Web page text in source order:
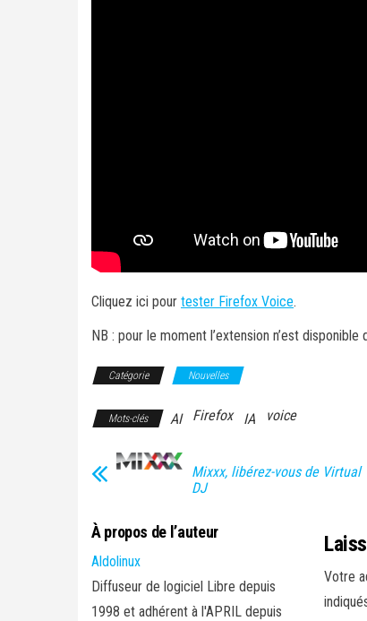
Cliquez ici pour tester Firefox Voice.
NB : pour le moment l’extension n’est disponible
Catégorie Nouvelles
Mots-clés AI Firefox IA voice
Mixxx, libérez-vous de Virtual
DJ
À propos de l’auteur
Aldolinux
Diffuseur de logiciel Libre depuis
1998 et adhérent à l'APRIL depuis
Votre